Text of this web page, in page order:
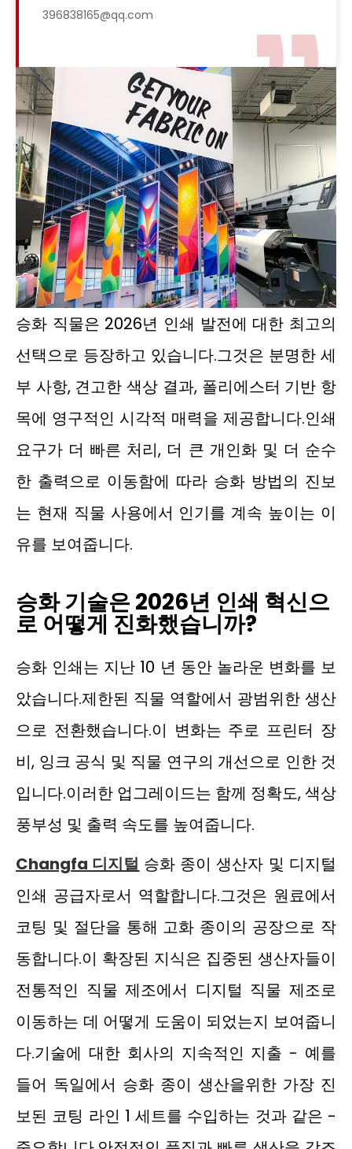
396838165@qq.com
승화 직물은 2026년 인쇄 발전에 대한 최고의
선택으로 등장하고 있습니다.그것은 분명한 세
부 사항, 견고한 색상 결과, 폴리에스터 기반 항
목에 영구적인 시각적 매력을 제공합니다.인쇄
요구가 더 빠른 처리, 더 큰 개인화 및 더 순수
한 출력으로 이동함에 따라 승화 방법의 진보
는 현재 직물 사용에서 인기를 계속 높이는 이
유를 보여줍니다.
승화 기술은 2026년 인쇄 혁신으
로 어떻게 진화했습니까?
승화 인쇄는 지난 10 년 동안 놀라운 변화를 보
았습니다.제한된 직물 역할에서 광범위한 생산
으로 전환했습니다.이 변화는 주로 프린터 장
비, 잉크 공식 및 직물 연구의 개선으로 인한 것
입니다.이러한 업그레이드는 함께 정확도, 색상
풍부성 및 출력 속도를 높여줍니다.
Changfa 디지털 승화 종이 생산자 및 디지털
인쇄 공급자로서 역할합니다.그것은 원료에서
코팅 및 절단을 통해 고화 종이의 공장으로 작
동합니다.이 확장된 지식은 집중된 생산자들이
전통적인 직물 제조에서 디지털 직물 제조로
이동하는 데 어떻게 도움이 되었는지 보여줍니
다.기술에 대한 회사의 지속적인 지출 - 예를
들어 독일에서 승화 종이 생산을위한 가장 진
보된 코팅 라인 1 세트를 수입하는 것과 같은 -